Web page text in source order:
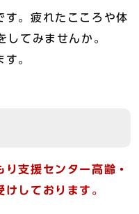
。疲れたこころや体
してみませんか。
。
支援センター高齢・
しております。